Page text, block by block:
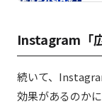
Instagram「
続いて、
効果があるのか